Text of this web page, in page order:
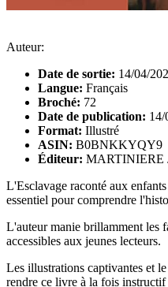
Auteur:
Date de sortie: 14/04/
Langue: Français
Broché: 72
Date de publication: 14/
Format: Illustré
ASIN: B0BNKKYQY9
Éditeur: MARTINIERE
L'Esclavage raconté aux
essentiel pour comprendre
L'auteur manie brillamment les
accessibles aux jeunes lecteurs.
Les illustrations captivantes et
rendre ce livre à la fois instructif